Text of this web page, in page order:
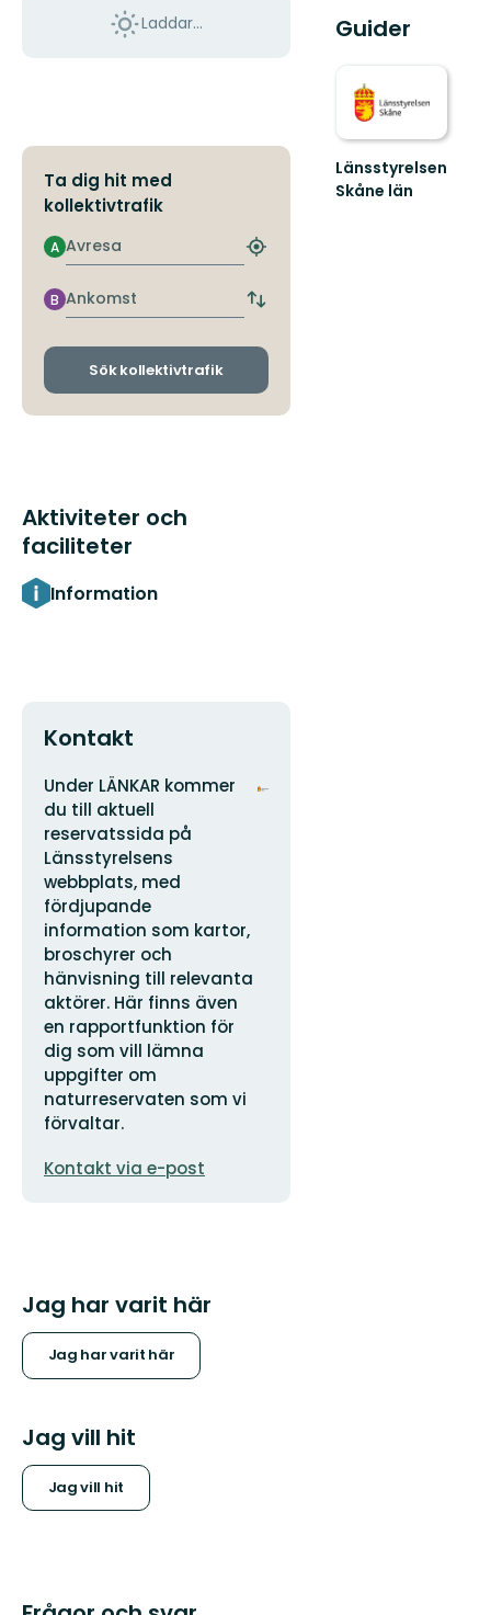
Laddar...
Ta dig hit med
kollektivtrafik
Avresa
A
Hitta
hållplats
Ankomst
B
Byt
och
Sök kollektivtrafik
Aktiviteter och
faciliteter
Information
Kontakt
Adress
Under LÄNKAR kommer
du till aktuell
reservatssida på
Länsstyrelsens
webbplats, med
fördjupande
information som kartor,
broschyrer och
hänvisning till relevanta
aktörer. Här finns även
en rapportfunktion för
dig som vill lämna
uppgifter om
naturreservaten som vi
förvaltar.
postadress
Kontakt via e-post
Organisationens
Jag har varit här
Jag har varit här
Jag vill hit
Jag vill hit
Guider
Länsstyrelsen
Skåne län